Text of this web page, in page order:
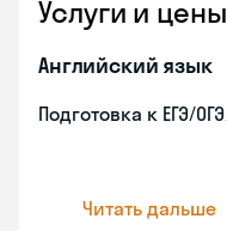
Услуги и цены
Английский язык
Подготовка к ЕГЭ/ОГЭ
Читать дальше